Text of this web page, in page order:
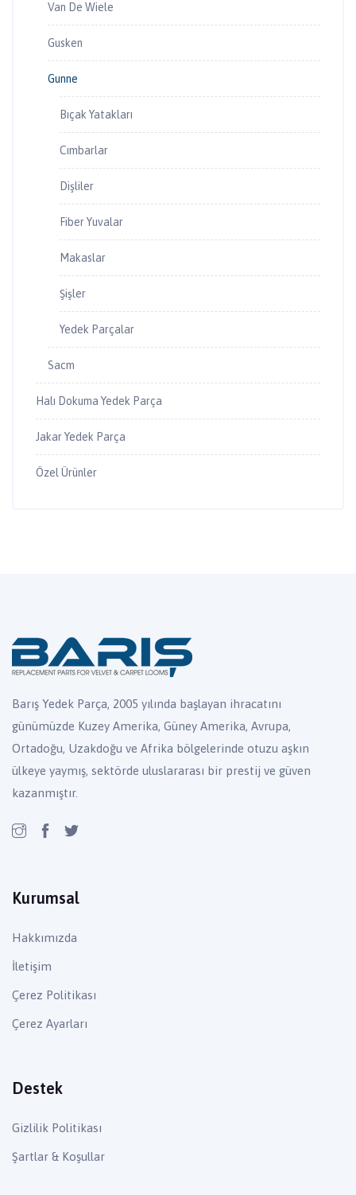
Van De Wiele
Gusken
Gunne
Bıçak Yatakları
Cımbarlar
Dişliler
Fiber Yuvalar
Makaslar
Şişler
Yedek Parçalar
Sacm
Halı Dokuma Yedek Parça
Jakar Yedek Parça
Özel Ürünler
Barış Yedek Parça, 2005 yılında başlayan ihracatını
günümüzde Kuzey Amerika, Güney Amerika, Avrupa,
Ortadoğu, Uzakdoğu ve Afrika bölgelerinde otuzu aşkın
ülkeye yaymış, sektörde uluslararası bir prestij ve güven
kazanmıştır.
Kurumsal
Hakkımızda
İletişim
Çerez Politikası
Çerez Ayarları
Destek
Gizlilik Politikası
Şartlar & Koşullar